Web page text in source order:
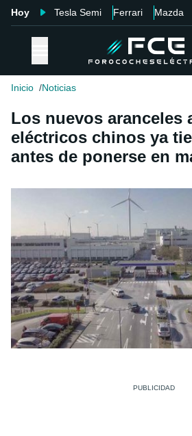
Hoy Tesla Semi Ferrari Mazda
Inicio Noticias
Los nuevos aranceles
eléctricos chinos ya
antes de ponerse en